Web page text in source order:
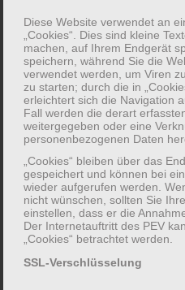
Adresse
Ich plane die Teilnahme
Diese Website verwendet an
„Cookies“. Dies sind kleine
machen, auf Ihrem Endgerät
speichern, während Sie die
verwendet werden, um Viren
zu starten; durch die in
erleichtert sich die Navigation
Fall werden die derart
weitergegeben oder eine
personenbezogenen Daten
„Cookies“ bleiben über das
gespeichert und können bei
wieder aufgerufen werden.
nicht wünschen, sollten Sie
einstellen, dass er die
Der Internetauftritt des PEV
„Cookies“ betrachtet werden.
SSL-Verschlüsselung